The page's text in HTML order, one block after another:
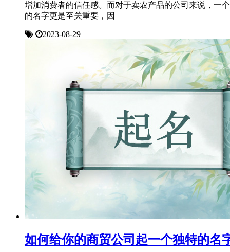
增加消费者的信任感。而对于卖农产品的公司来说，一
的名字更是至关重要，因
2023-08-29
如何给你的商贸公司起一个独特的名